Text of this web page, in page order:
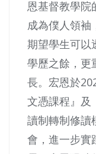
恩基督教學院
成為僕人領袖
期望學生可以
學歷之餘，更
長。宏恩於
文憑課程』及
讀制轉制修讀
會，進一步實